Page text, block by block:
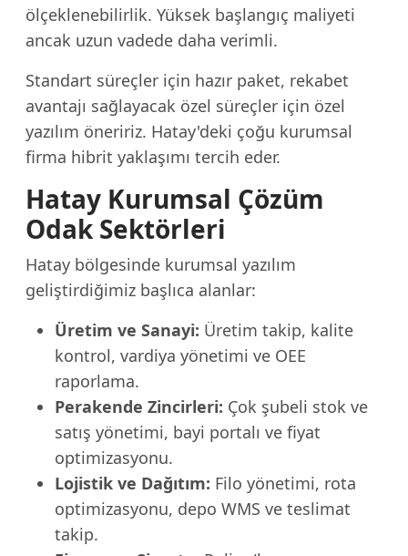
ölçeklenebilirlik. Yüksek başlangıç maliyeti
ancak uzun vadede daha verimli.
Standart süreçler için hazır paket, rekabet
avantajı sağlayacak özel süreçler için özel
yazılım öneririz. Hatay'deki çoğu kurumsal
firma hibrit yaklaşımı tercih eder.
Hatay Kurumsal Çözüm
Odak Sektörleri
Hatay bölgesinde kurumsal yazılım
geliştirdiğimiz başlıca alanlar:
Üretim ve Sanayi: Üretim takip, kalite
kontrol, vardiya yönetimi ve OEE
raporlama.
Perakende Zincirleri: Çok şubeli stok ve
satış yönetimi, bayi portalı ve fiyat
optimizasyonu.
Lojistik ve Dağıtım: Filo yönetimi, rota
optimizasyonu, depo WMS ve teslimat
takip.